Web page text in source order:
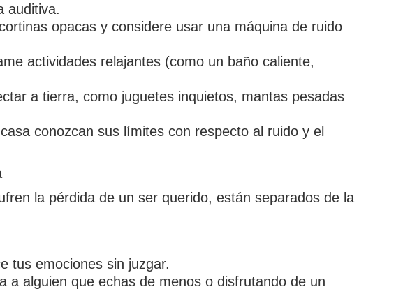
auditiva.
opacas y considere usar una máquina de ruido
actividades relajantes (como un baño caliente,
a tierra, como juguetes inquietos, mantas pesadas
conozcan sus límites con respecto al ruido y el
la pérdida de un ser querido, están separados de la
tus emociones sin juzgar.
a alguien que echas de menos o disfrutando de un